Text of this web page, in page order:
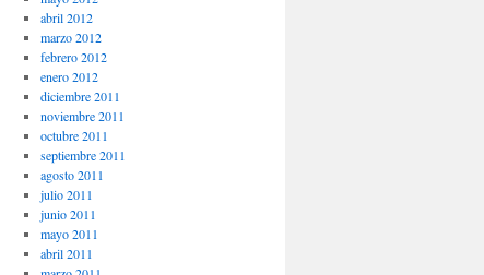
abril 2012
marzo 2012
febrero 2012
enero 2012
diciembre 2011
noviembre 2011
octubre 2011
septiembre 2011
agosto 2011
julio 2011
junio 2011
mayo 2011
abril 2011